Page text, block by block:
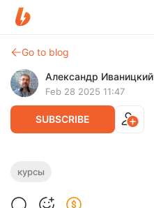
Go to blog
Александр Иваницкий
Feb 28 2025 11:47
SUBSCRIBE
Медитация
Практика создания
курсы